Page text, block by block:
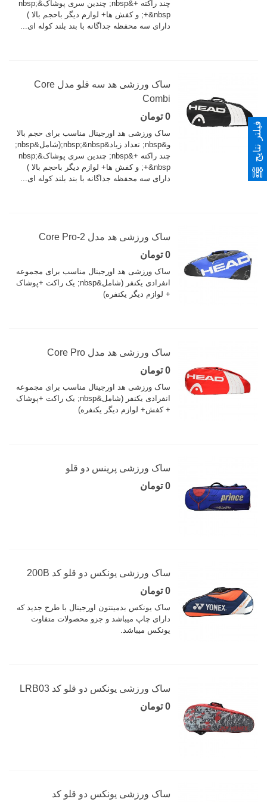
چند راکته +&nbsp; چندین سری پوشاک&nbsp;
+&nbsp; و کفش ها+ لوازم دیگر باحجم بالا )
دارای سه محفظه جداگانه با بند بلند کوله ای...
ساک ورزشی هد سه قلو مدل Core
Combi
0 تومان
ساک ورزشی هد اورجینال مناسب برای حجم بالا
و&nbsp; تعداد زیاد&nbsp;&nbsp;(شامل&nbsp;
چند راکته +&nbsp; چندین سری پوشاک&nbsp;
+&nbsp; و کفش ها+ لوازم دیگر باحجم بالا )
دارای سه محفظه جداگانه با بند بلند کوله ای...
ساک ورزشی هد مدل Core Pro-2
0 تومان
ساک ورزشی هد اورجینال مناسب برای مجموعه
انفرادی یکنفر (شامل&nbsp; یک راکت +پوشاک
+ لوازم دیگر یکنفره)
ساک ورزشی هد مدل Core Pro
0 تومان
ساک ورزشی هد اورجینال مناسب برای مجموعه
انفرادی یکنفر (شامل&nbsp; یک راکت +پوشاک
+ کفش+ لوازم دیگر یکنفره)
ساک ورزشی پرینس دو قلو
0 تومان
ساک ورزشی یونکس دو قلو کد 200B
0 تومان
ساک یونکس بدمینتون اورجینال با طرح جدید که
دارای چاپ میباشد و جزو محصولات متفاوت
یونکس میباشد.
ساک ورزشی یونکس دو قلو کد LRB03
0 تومان
ساک ورزشی یونکس دو قلو کد
فیلتر نتایج